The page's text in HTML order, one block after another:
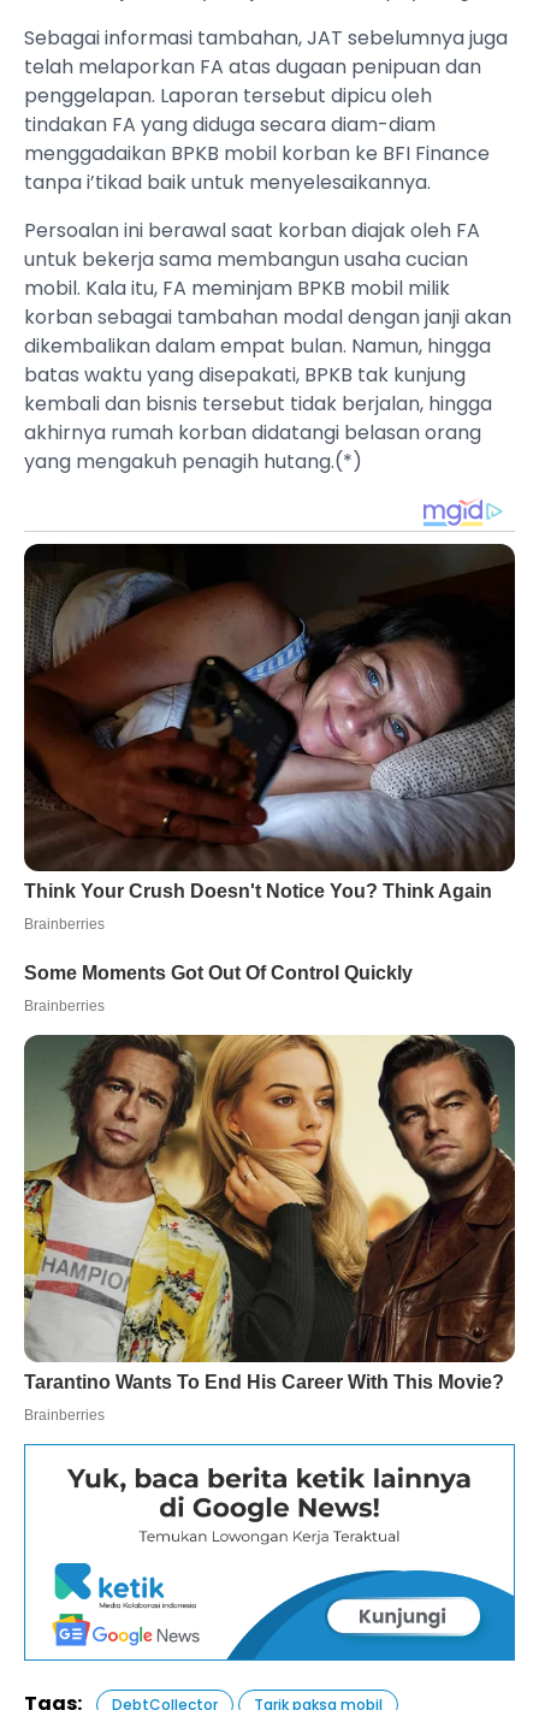
​​Sebagai informasi tambahan, JAT sebelumnya juga
telah melaporkan FA atas dugaan penipuan dan
penggelapan. Laporan tersebut dipicu oleh
tindakan FA yang diduga secara diam-diam
menggadaikan BPKB mobil korban ke BFI Finance
tanpa i’tikad baik untuk menyelesaikannya.
​Persoalan ini berawal saat korban diajak oleh FA
untuk bekerja sama membangun usaha cucian
mobil. Kala itu, FA meminjam BPKB mobil milik
korban sebagai tambahan modal dengan janji akan
dikembalikan dalam empat bulan. Namun, hingga
batas waktu yang disepakati, BPKB tak kunjung
kembali dan bisnis tersebut tidak berjalan, hingga
akhirnya rumah korban didatangi belasan orang
yang mengakuh penagih hutang.(*)
Tags: DebtCollector
Tarik paksa mobil